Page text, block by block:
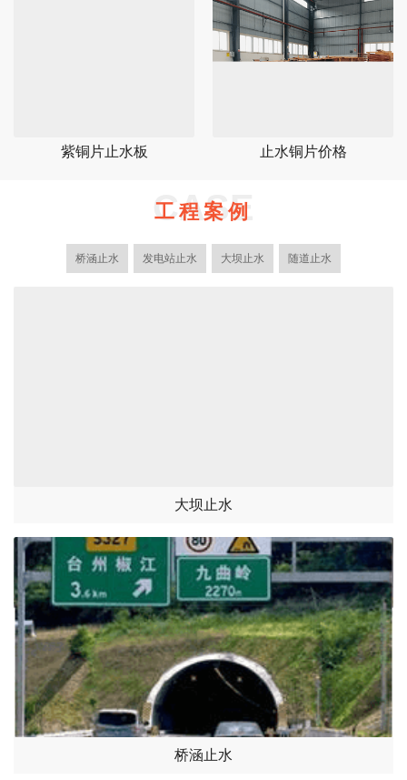
紫铜片止水板 止水铜片价格
CASE
工程案例
桥涵止水 发电站止水 大坝止水 随道止水
大坝止水
桥涵止水